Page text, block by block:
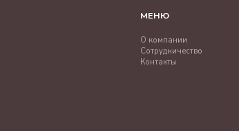
МЕНЮ
О компании
Сотрудничество
Контакты